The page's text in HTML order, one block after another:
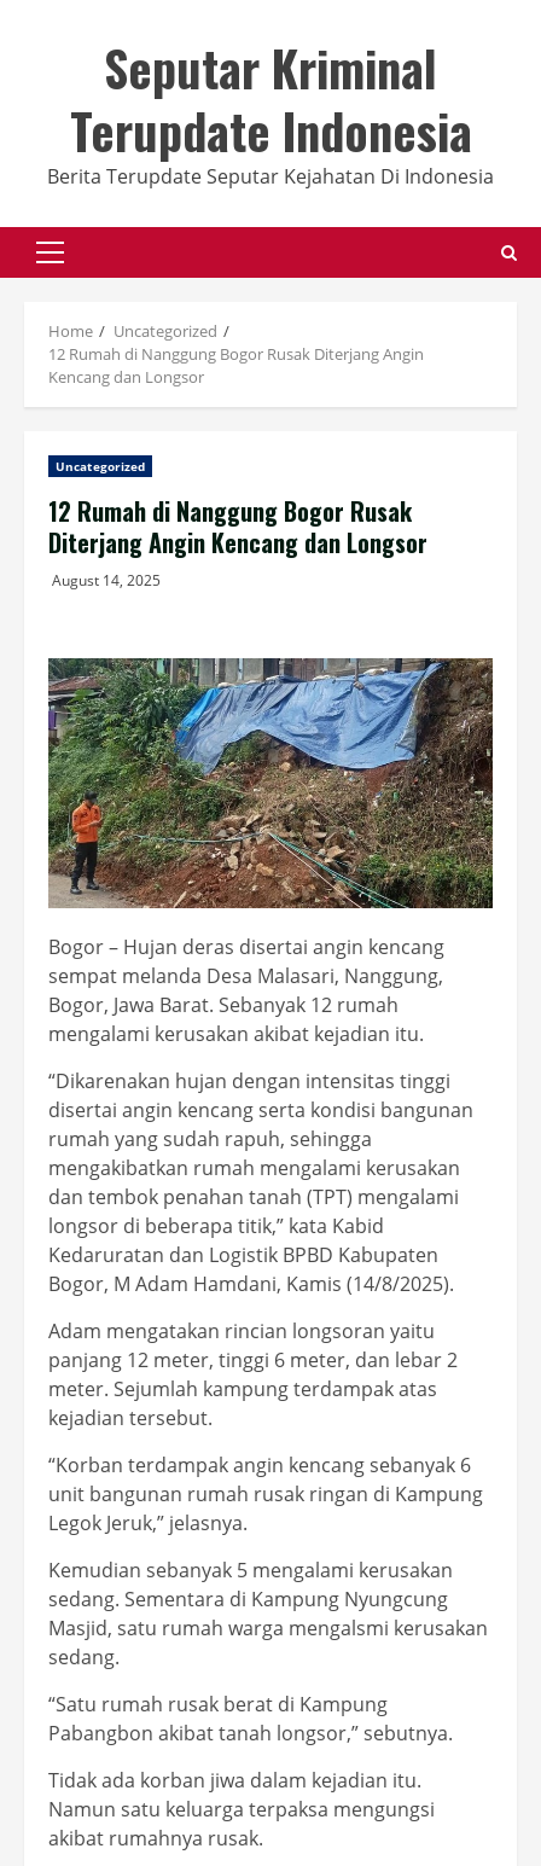
Seputar Kriminal
Terupdate Indonesia
Berita Terupdate Seputar Kejahatan Di Indonesia
Primary
Home
Uncategorized
12 Rumah di Nanggung Bogor Rusak Diterjang Angin
Kencang dan Longsor
Uncategorized
12 Rumah di Nanggung Bogor Rusak
Diterjang Angin Kencang dan Longsor
August 14, 2025
Bogor – Hujan deras disertai angin kencang
sempat melanda Desa Malasari, Nanggung,
Bogor, Jawa Barat. Sebanyak 12 rumah
mengalami kerusakan akibat kejadian itu.
“Dikarenakan hujan dengan intensitas tinggi
disertai angin kencang serta kondisi bangunan
rumah yang sudah rapuh, sehingga
mengakibatkan rumah mengalami kerusakan
dan tembok penahan tanah (TPT) mengalami
longsor di beberapa titik,” kata Kabid
Kedaruratan dan Logistik BPBD Kabupaten
Bogor, M Adam Hamdani, Kamis (14/8/2025).
Adam mengatakan rincian longsoran yaitu
panjang 12 meter, tinggi 6 meter, dan lebar 2
meter. Sejumlah kampung terdampak atas
kejadian tersebut.
“Korban terdampak angin kencang sebanyak 6
unit bangunan rumah rusak ringan di Kampung
Legok Jeruk,” jelasnya.
Kemudian sebanyak 5 mengalami kerusakan
sedang. Sementara di Kampung Nyungcung
Masjid, satu rumah warga mengalsmi kerusakan
sedang.
“Satu rumah rusak berat di Kampung
Pabangbon akibat tanah longsor,” sebutnya.
Tidak ada korban jiwa dalam kejadian itu.
Namun satu keluarga terpaksa mengungsi
akibat rumahnya rusak.